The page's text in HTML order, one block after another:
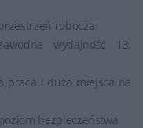
robocza
wydajność 13.
praca i dużo miejsca na
bezpieczeństwa